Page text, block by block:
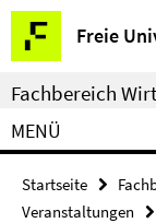
Springe
direkt
zu
Inhalt
Freie
Service-
Navigation
Fachbereich
MENÜ
Startseite
Veranstaltungen